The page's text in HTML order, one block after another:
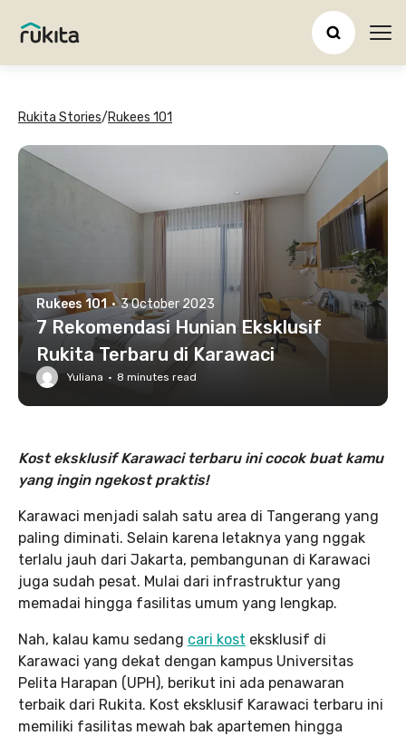
Rukita Stories/Rukees 101
Rukees 101 · 3 October 2023
7 Rekomendasi Hunian Eksklusif
Rukita Terbaru di Karawaci
Yuliana · 8 minutes read
Kost eksklusif Karawaci terbaru ini cocok buat kamu
yang ingin ngekost praktis!
Karawaci menjadi salah satu area di Tangerang yang
paling diminati. Selain karena letaknya yang nggak
terlalu jauh dari Jakarta, pembangunan di Karawaci
juga sudah pesat. Mulai dari infrastruktur yang
memadai hingga fasilitas umum yang lengkap.
Nah, kalau kamu sedang cari kost eksklusif di
Karawaci yang dekat dengan kampus Universitas
Pelita Harapan (UPH), berikut ini ada penawaran
terbaik dari Rukita. Kost eksklusif Karawaci terbaru ini
memiliki fasilitas mewah bak apartemen hingga